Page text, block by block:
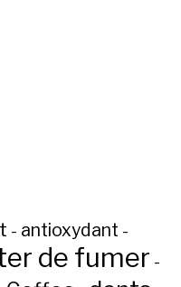
- antioxydant -
de fumer -